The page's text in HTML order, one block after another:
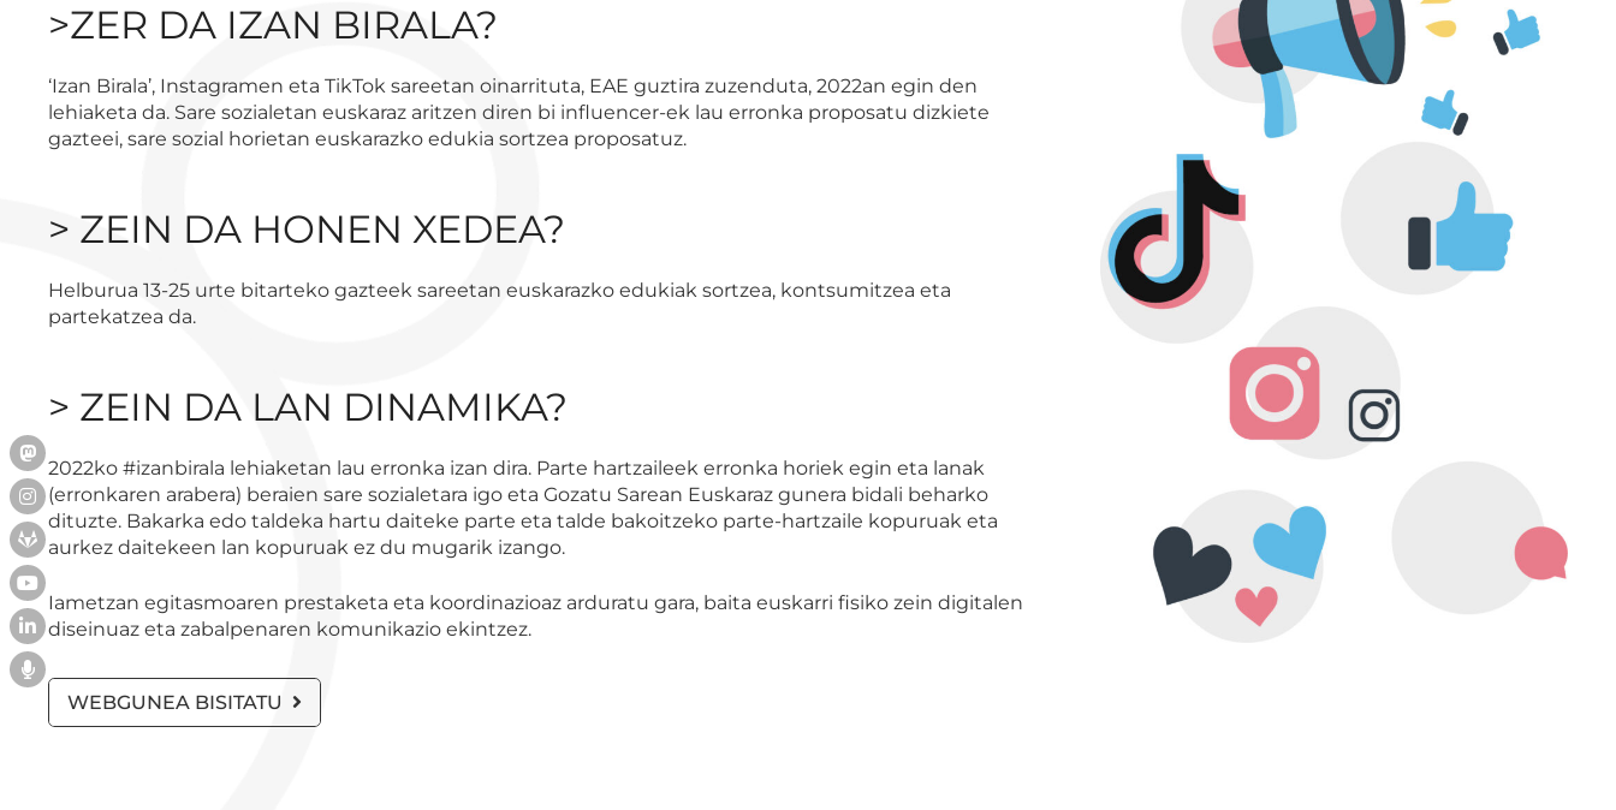
>ZER DA IZAN BIRALA?
‘Izan Birala’, Instagramen eta TikTok sareetan oinarrituta, EAE guztira zuzenduta, 2022an egin den
lehiaketa da. Sare sozialetan euskaraz aritzen diren bi influencer-ek lau erronka proposatu dizkiete
gazteei, sare sozial horietan euskarazko edukia sortzea proposatuz.
> ZEIN DA HONEN XEDEA?
Helburua 13-25 urte bitarteko gazteek sareetan euskarazko edukiak sortzea, kontsumitzea eta
partekatzea da.
> ZEIN DA LAN DINAMIKA?
2022ko #izanbirala lehiaketan lau erronka izan dira. Parte hartzaileek erronka horiek egin eta lanak
(erronkaren arabera) beraien sare sozialetara igo eta Gozatu Sarean Euskaraz gunera bidali beharko
dituzte. Bakarka edo taldeka hartu daiteke parte eta talde bakoitzeko parte-hartzaile kopuruak eta
aurkez daitekeen lan kopuruak ez du mugarik izango.
Iametzan egitasmoaren prestaketa eta koordinazioaz arduratu gara, baita euskarri fisiko zein digitalen
diseinuaz eta zabalpenaren komunikazio ekintzez.
WEBGUNEA BISITATU